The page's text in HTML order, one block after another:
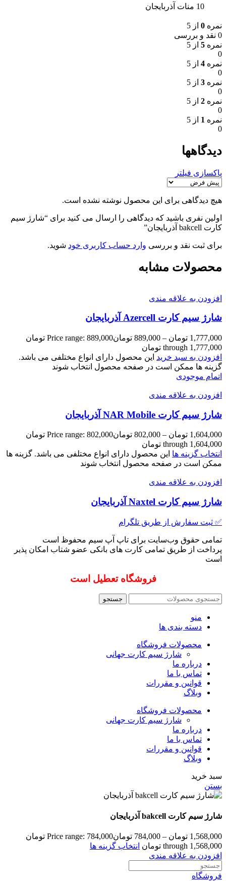
10 منات آذربایجان
نمره 0 از 5
0 نقد و بررسی
نمره 5 از 5
0
نمره 4 از 5
0
نمره 3 از 5
0
نمره 2 از 5
0
نمره 1 از 5
0
دیدگاهها
پاکسازی فیلتر
هیچ دیدگاهی برای این محصول نوشته نشده است.
اولین نفری باشید که دیدگاهی را ارسال می کنید برای “شارژ سیم
کارت bakcell آذربایجان”
برای ثبت نقد و بررسی وارد حساب کاربری خود شوید.
محصولات مشابه
افزودن به علاقه مندی
شارژ سیم کارت Azercell آذربایجان
1,777,000 تومان –
889,000 تومان
Price range: 889,000 تومان
through 1,777,000 تومان
افزودن به سبد خرید این محصول دارای انواع مختلفی می باشد.
گزینه ها ممکن است در صفحه محصول انتخاب شوند
اتمام موجودی
افزودن به علاقه مندی
شارژ سیم کارت NAR Mobile آذربایجان
1,604,000 تومان –
802,000 تومان
Price range: 802,000 تومان
through 1,604,000 تومان
انتخاب گزینه ها این محصول دارای انواع مختلفی می باشد. گزینه ها
ممکن است در صفحه محصول انتخاب شوند
افزودن به علاقه مندی
شارژ سیم کارت Naxtel آذربایجان
✅ ثبت سفارش از طریق تلگرام
تمامی حقوق وب‌سایت برای تاپ آپ سیم محفوظ است
پرداخت از طریق تمامی کارت های بانکی عضو شتاب امکان پذیر
است
فروشگاه تعطیل است
جستجو
منو
دسته بندی ها
محصولات فروشگاه
شارژ سیم کارت جهانی
درباره ما
تماس با ما
قوانین و مقررات
وبلاگ
محصولات فروشگاه
شارژ سیم کارت جهانی
درباره ما
تماس با ما
قوانین و مقررات
وبلاگ
سبد خرید
بستن
شارژ سیم کارت bakcell آذربایجان
1,568,000 تومان –
784,000 تومان
Price range: 784,000 تومان
through 1,568,000 تومان
انتخاب گزینه ها
افزودن به علاقه مندی
فروشگاه